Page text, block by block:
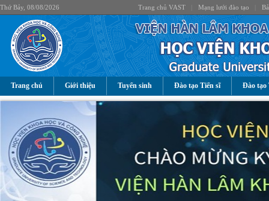
Thứ Bảy, 08/08/2026 Trang chủ VAST Mạng lưới đào tạo
Trang chủ Giới thiệu Tuyển sinh Đào tạo Tiến sĩ Đào tạo